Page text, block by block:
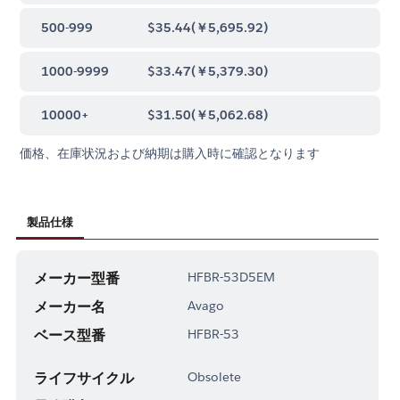
500-999 $35.44(￥5,695.92)
1000-9999 $33.47(￥5,379.30)
10000+ $31.50(￥5,062.68)
価格、在庫状況および納期は購入時に確認となります
製品仕様
メーカー型番 HFBR-53D5EM
メーカー名 Avago
ベース型番 HFBR-53
ライフサイクル Obsolete